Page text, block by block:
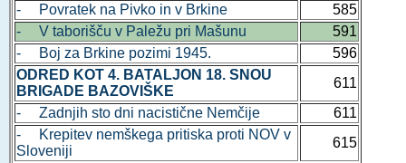
- Povratek na Pivko in v Brkine
585
- V taborišču v Paležu pri Mašunu
591
- Boj za Brkine pozimi 1945.
596
ODRED KOT 4. BATALJON 18. SNOU
BRIGADE BAZOVIŠKE
611
- Zadnjih sto dni nacistične Nemčije
611
- Krepitev nemškega pritiska proti NOV v
Sloveniji
615